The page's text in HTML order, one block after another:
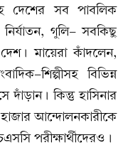
দেশের সব পাবলিক
নির্যাতন, গুলি- সবকিছু
মায়েরা কাঁদলেন,
শিল্পীসহ বিভিন্ন
দাঁড়ান। কিন্তু হাসিনার
হাজার আন্দোলনকারীকে
পরীক্ষার্থীদেরও।